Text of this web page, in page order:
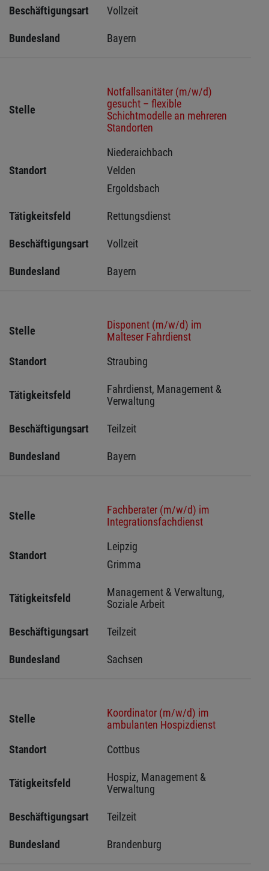
Beschäftigungsart Vollzeit
Bundesland Bayern
Stelle
Notfallsanitäter (m/w/d)
gesucht – flexible
Schichtmodelle an mehreren
Standorten
Standort
Niederaichbach
Velden
Ergoldsbach
Tätigkeitsfeld Rettungsdienst
Beschäftigungsart Vollzeit
Bundesland Bayern
Stelle
Disponent (m/w/d) im
Malteser Fahrdienst
Standort
Straubing
Tätigkeitsfeld
Fahrdienst, Management &
Verwaltung
Beschäftigungsart Teilzeit
Bundesland Bayern
Stelle
Fachberater (m/w/d) im
Integrationsfachdienst
Standort
Leipzig
Grimma
Tätigkeitsfeld
Management & Verwaltung,
Soziale Arbeit
Beschäftigungsart Teilzeit
Bundesland Sachsen
Stelle
Koordinator (m/w/d) im
ambulanten Hospizdienst
Standort
Cottbus
Tätigkeitsfeld
Hospiz, Management &
Verwaltung
Beschäftigungsart Teilzeit
Bundesland Brandenburg